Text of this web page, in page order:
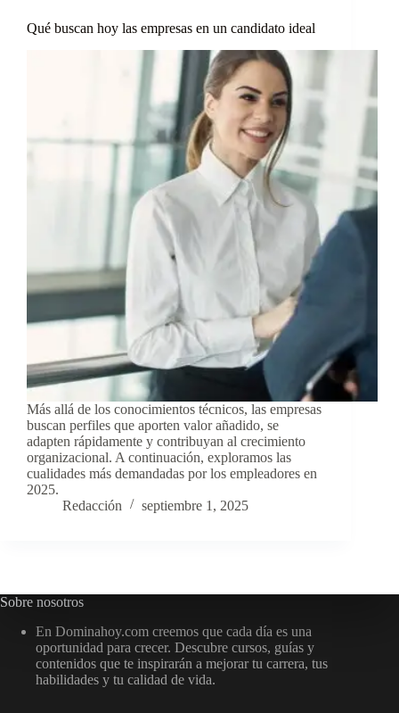
Qué buscan hoy las empresas en un candidato ideal
Más allá de los conocimientos técnicos, las empresas
buscan perfiles que aporten valor añadido, se
adapten rápidamente y contribuyan al crecimiento
organizacional. A continuación, exploramos las
cualidades más demandadas por los empleadores en
2025.
Redacción
septiembre 1, 2025
Sobre nosotros
En Dominahoy.com creemos que cada día es una
oportunidad para crecer. Descubre cursos, guías y
contenidos que te inspirarán a mejorar tu carrera, tus
habilidades y tu calidad de vida.